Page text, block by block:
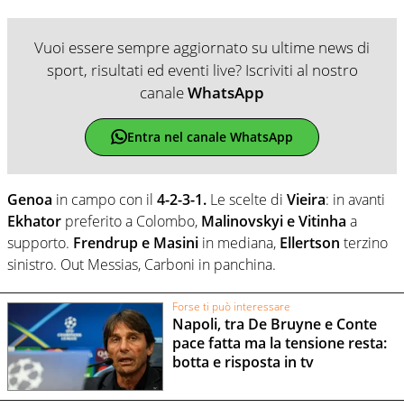
Vuoi essere sempre aggiornato su ultime news di
sport, risultati ed eventi live? Iscriviti al nostro
canaleWhatsApp
Entra nel canale WhatsApp
Genoa in campo con il 4-2-3-1. Le scelte di Vieira: in avanti
Ekhator preferito a Colombo, Malinovskyi e Vitinha a
supporto. Frendrup e Masini in mediana, Ellertson terzino
sinistro. Out Messias, Carboni in panchina.
Forse ti può interessare
Napoli, tra De Bruyne e Conte
pace fatta ma la tensione resta:
botta e risposta in tv